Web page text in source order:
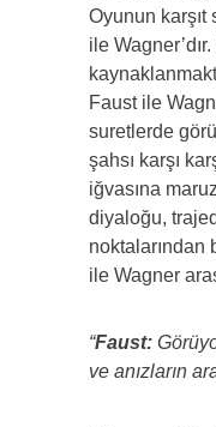
Oyunun karşıt
ile
Faust ile
suretlerde
şahsı karşı
iğvasına
diyaloğu,
noktalarından
ile Wagner
“Faust:
ve anızların